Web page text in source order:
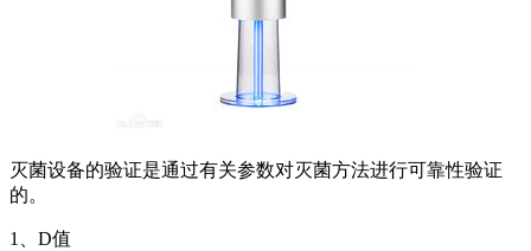
灭菌设备的验证是通过有关参数对灭菌方法进行可靠性验证
的。
1、D值